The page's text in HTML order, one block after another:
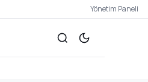
Yönetim Paneli